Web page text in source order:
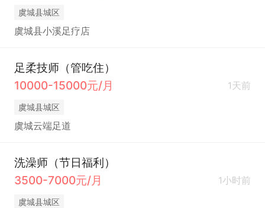
虞城县城区
虞城县小溪足疗店
足柔技师（管吃住）
10000-15000元/月
1天前
虞城县城区
虞城云端足道
洗澡师（节日福利）
3500-7000元/月
1小时前
虞城县城区